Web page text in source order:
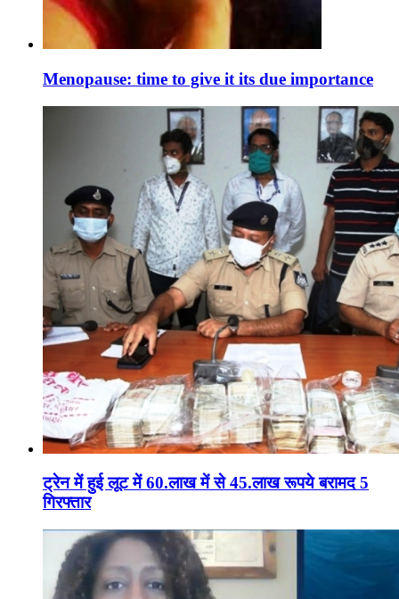
Menopause: time to give it its due importance
ट्रेन में हुई लूट में 60.लाख में से 45.लाख रूपये बरामद 5
गिरफ्तार